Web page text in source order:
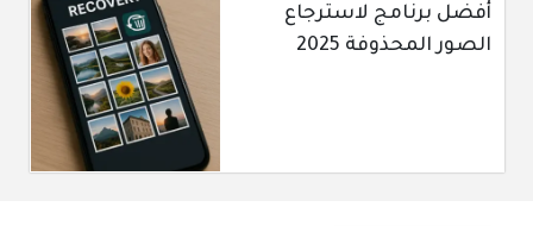
أفضل برنامج لاسترجاع
الصور المحذوفة 2025